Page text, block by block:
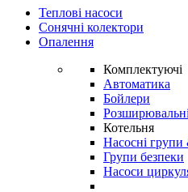
Теплові насоси
Сонячні колектори
Опалення
Комплектуючі
Автоматика
Бойлери
Котельня
Насосні
Групи безпеки
Насоси